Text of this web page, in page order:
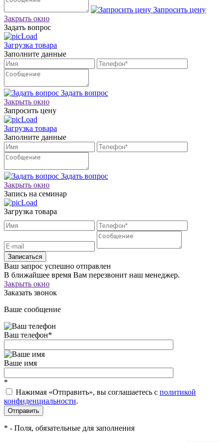
Запросить цену
Закрыть окно
Задать вопрос
Загрузка товара
Заполните данные
Задать вопрос
Закрыть окно
Запросить цену
Загрузка товара
Заполните данные
Задать вопрос
Закрыть окно
Запись на семинар
Загрузка товара
Записаться
Ваш запрос успешно отправлен
В ближайшее время Вам перезвонит наш менеджер.
Закрыть окно
Заказать звонок
Ваше сообщение
Ваш телефон*
Ваше имя
*
Нажимая «Отправить», вы соглашаетесь c политикой
конфиденциальности.
* - Поля, обязательные для заполнения